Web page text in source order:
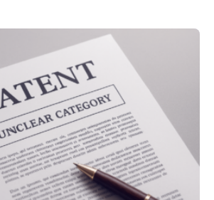
gesundheitlichen
denken und welche Erfahrungen sie
kann entscheidend
Schmerzen verlaufen und welche
Diese individuellen Überzeugungen
einer aktuellen Studie der
Im Rahmen des
„BACKCamPAIN“ führt die
Jost (Hochschule Bochum,
NRW) derzeit eine Online-Umfrage